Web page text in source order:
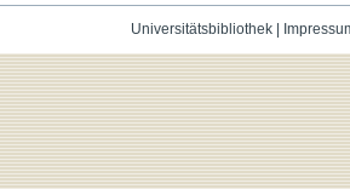
Universitätsbibliothek|